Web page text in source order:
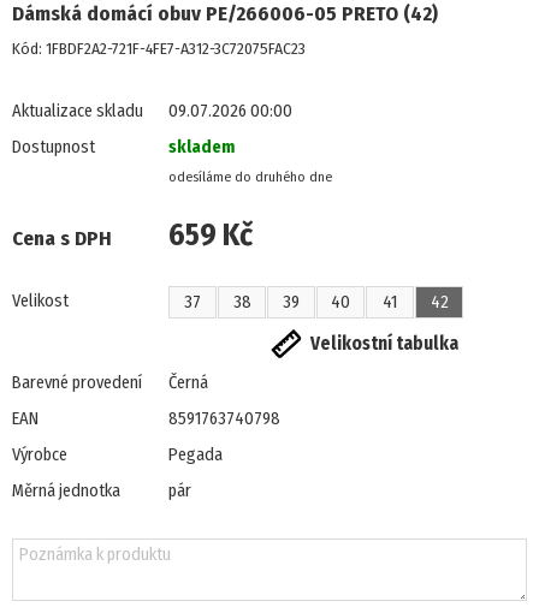
ZIMNÍ OBUV
PROFI OBUV
PANTOFLE, ŽABKY
DOMÁCÍ OBUV
Dámská domácí obuv PE/266006-05 PRETO (42)
Kód: 1FBDF2A2-721F-4FE7-A312-3C72075FAC23
Aktualizace skladu
09.07.2026 00:00
Dostupnost
skladem
Cena s DPH 659 Kč
Velikost 37 38 39 40 41
42
Velikostní tabulka
Barevné provedení
Černá
EAN
8591763740798
Výrobce
Pegada
Měrná jednotka
pár